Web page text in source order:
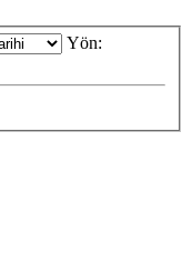
Yön: